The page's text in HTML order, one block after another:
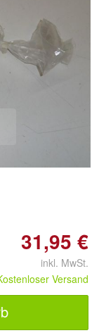
31,95 €
inkl. MwSt.
Versand